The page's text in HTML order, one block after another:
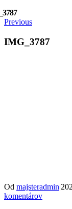
Previous
IMG_3787
Od majsteradmin|
komentárov